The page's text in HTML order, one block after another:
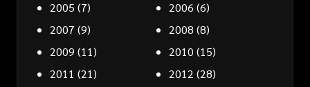
2005 (7) 2006 (6)
2007 (9) 2008 (8)
2009 (11) 2010 (15)
2011 (21) 2012 (28)